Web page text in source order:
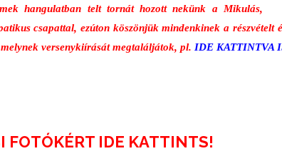
hangulatban telt tornát hozott nekünk a Mikulás,
csapattal, ezúton köszönjük mindenkinek a részvételt
versenykiírását megtaláljátok, pl. IDE KATTINTVA
FOTÓKÉRT IDE KATTINTS!